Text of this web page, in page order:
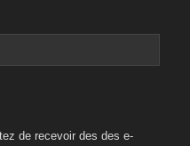
de recevoir des des e-